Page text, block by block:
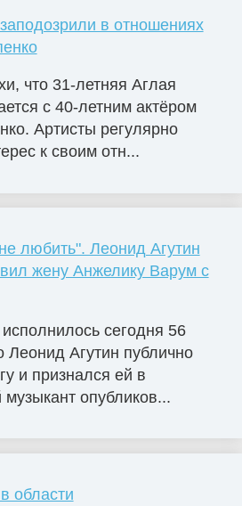
в отношениях
что 31-летняя Аглая
с 40-летним актёром
Артисты регулярно
к своим отн...
любить". Леонид Агутин
жену Анжелику Варум с
сегодня 56
Леонид Агутин публично
и признался ей в
опубликов...
области